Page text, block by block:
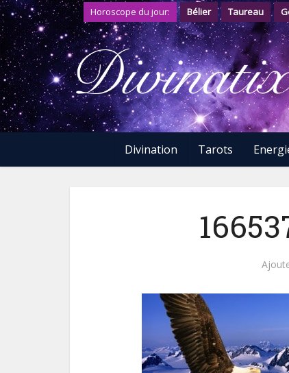
Horoscope du jour: Bélier Taureau
Divination Tarots